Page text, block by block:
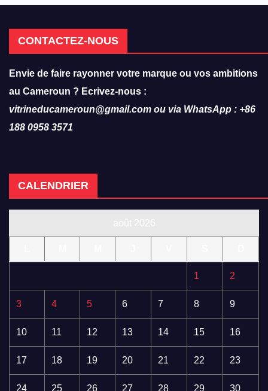
CONTACTEZ-NOUS
Envie de faire rayonner votre marque ou vos ambitions
au Cameroun ? Ecrivez-nous :
vitrineducameroun@gmail.com ou via WhatsApp : +86
188 0958 3571
CALENDRIER
1 2
3 4 5 6 7 8 9
10 11 12 13 14 15 16
17 18 19 20 21 22 23
24 25 26 27 28 29 30